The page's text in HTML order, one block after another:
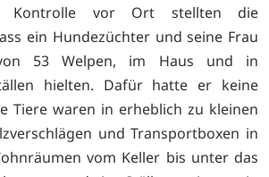
Kontrolle vor Ort stellten die
ein Hundezüchter und seine Frau
53 Welpen, im Haus und in
hielten. Dafür hatte er keine
Tiere waren in erheblich zu kleinen
und Transportboxen in
vom Keller bis unter das